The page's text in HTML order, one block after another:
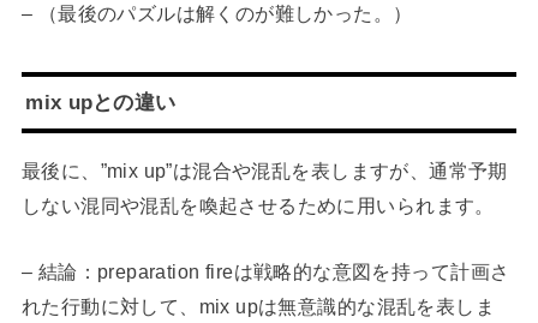
– （最後のパズルは解くのが難しかった。）
mix upとの違い
最後に、”mix up”は混合や混乱を表しますが、通常予期
しない混同や混乱を喚起させるために用いられます。
– 結論：preparation fireは戦略的な意図を持って計画さ
れた行動に対して、mix upは無意識的な混乱を表しま